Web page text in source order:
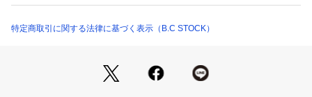
19060700812210 （ショップ）
特定商取引に関する法律に基づく表示（B.C STOCK）